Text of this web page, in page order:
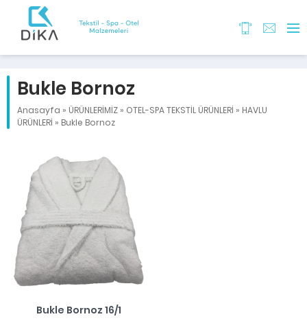
Bukle Bornoz
Anasayfa » ÜRÜNLERİMİZ » OTEL-SPA TEKSTİL ÜRÜNLERİ » HAVLU
ÜRÜNLERİ » Bukle Bornoz
Bukle Bornoz 16/1